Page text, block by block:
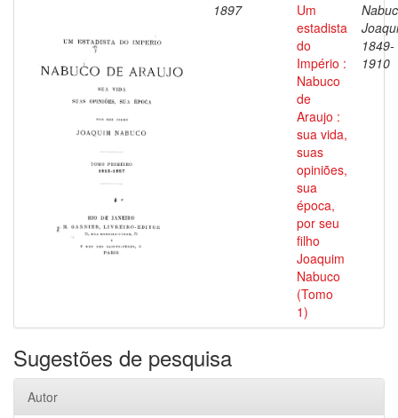
1897
Um
estadista
do
Império :
Nabuco
de
Araujo :
sua vida,
suas
opiniões,
sua
época,
por seu
filho
Joaquim
Nabuco
(Tomo
1)
1849-
1910
Sugestões de pesquisa
Autor